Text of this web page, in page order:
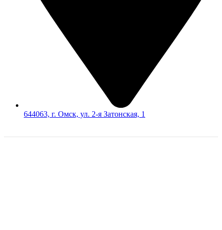
644063, г. Омск, ул. 2-я Затонская, 1